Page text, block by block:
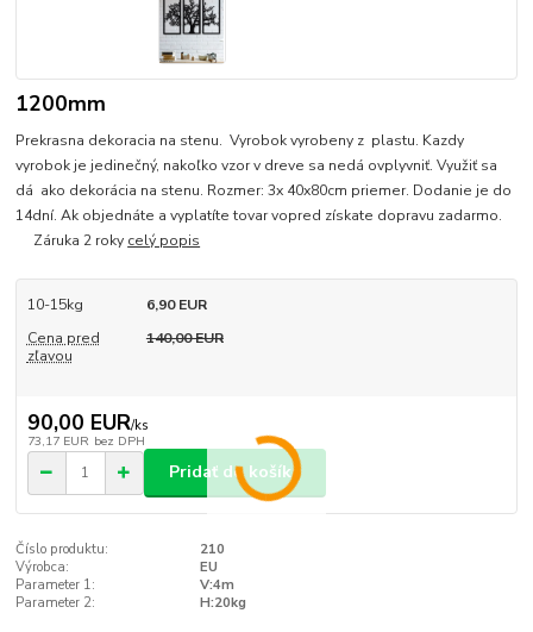
1200mm
Prekrasna dekoracia na stenu. Vyrobok vyrobeny z plastu. Kazdy
vyrobok je jedinečný, nakoľko vzor v dreve sa nedá ovplyvniť. Využiť sa
dá ako dekorácia na stenu. Rozmer: 3x 40x80cm priemer. Dodanie je do
14dní. Ak objednáte a vyplatíte tovar vopred získate dopravu zadarmo.
Záruka 2 roky celý popis
10-15kg
6,90 EUR
Cena pred
zľavou
140,00 EUR
90,00 EUR/ks
73,17 EUR bez DPH
Pridať do košíka
Číslo produktu:
210
Výrobca:
EU
Parameter 1:
V:4m
Parameter 2:
H:20kg